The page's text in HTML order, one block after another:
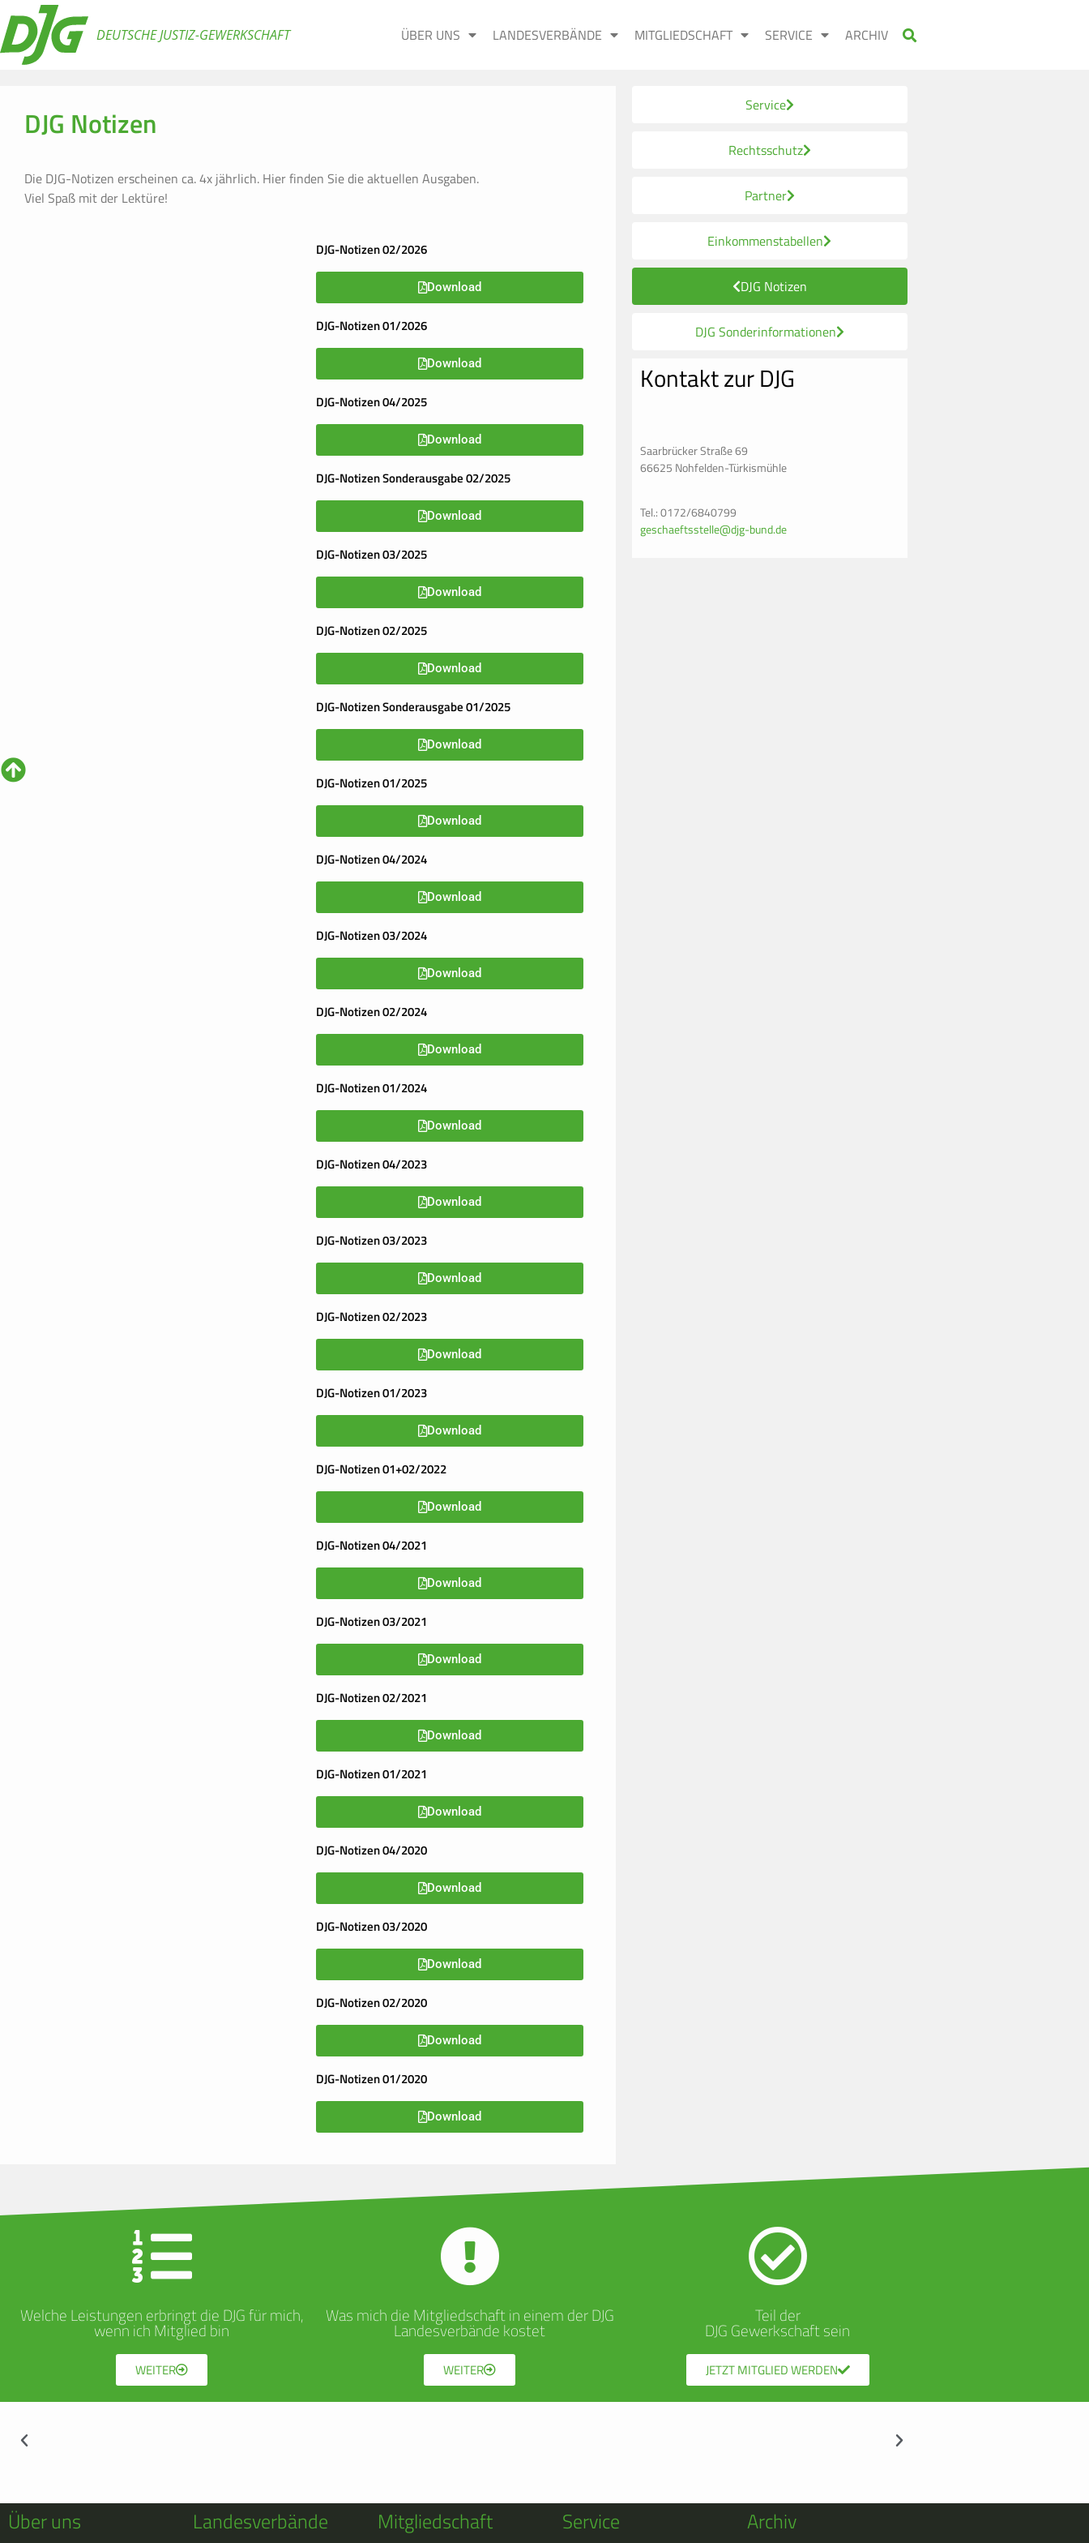
DEUTSCHE JUSTIZ-GEWERKSCHAFT ÜBER UNS LANDESVERBÄNDE MITGLIEDSCHAFT SERVICE ARCHIV
DJG Notizen
Die DJG-Notizen erscheinen ca. 4x jährlich. Hier finden Sie die aktuellen Ausgaben.
Viel Spaß mit der Lektüre!
DJG-Notizen 02/2026
Download
DJG-Notizen 01/2026
Download
DJG-Notizen 04/2025
Download
DJG-Notizen Sonderausgabe 02/2025
Download
DJG-Notizen 03/2025
Download
DJG-Notizen 02/2025
Download
DJG-Notizen Sonderausgabe 01/2025
Download
DJG-Notizen 01/2025
Download
DJG-Notizen 04/2024
Download
DJG-Notizen 03/2024
Download
DJG-Notizen 02/2024
Download
DJG-Notizen 01/2024
Download
DJG-Notizen 04/2023
Download
DJG-Notizen 03/2023
Download
DJG-Notizen 02/2023
Download
DJG-Notizen 01/2023
Download
DJG-Notizen 01+02/2022
Download
DJG-Notizen 04/2021
Download
DJG-Notizen 03/2021
Download
DJG-Notizen 02/2021
Download
DJG-Notizen 01/2021
Download
DJG-Notizen 04/2020
Download
DJG-Notizen 03/2020
Download
DJG-Notizen 02/2020
Download
DJG-Notizen 01/2020
Download
Service
Rechtsschutz
Partner
Einkommenstabellen
DJG Notizen
DJG Sonderinformationen
Kontakt zur DJG
Saarbrücker Straße 69
66625 Nohfelden-Türkismühle
Tel.: 0172/6840799
geschaeftsstelle@djg-bund.de
Welche Leistungen erbringt die DJG für mich,
wenn ich Mitglied bin
WEITER
Was mich die Mitgliedschaft in einem der DJG
Landesverbände kostet
WEITER
Teil der
DJG Gewerkschaft sein
JETZT MITGLIED WERDEN
Über uns Landesverbände Mitgliedschaft Service Archiv